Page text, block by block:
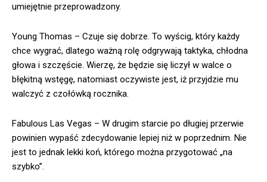
umiejętnie przeprowadzony.
Young Thomas – Czuje się dobrze. To wyścig, który każdy
chce wygrać, dlatego ważną rolę odgrywają taktyka, chłodna
głowa i szczęście. Wierzę, że będzie się liczył w walce o
błękitną wstęgę, natomiast oczywiste jest, iż przyjdzie mu
walczyć z czołówką rocznika.
Fabulous Las Vegas – W drugim starcie po długiej przerwie
powinien wypaść zdecydowanie lepiej niż w poprzednim. Nie
jest to jednak lekki koń, którego można przygotować „na
szybko”.